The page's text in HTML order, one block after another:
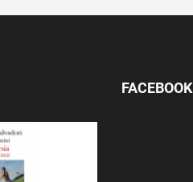
FACEBOOK